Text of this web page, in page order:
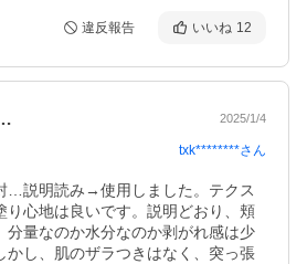
違反報告 いいね 12
2025/1/4
txk********さん
…説明読み→使用しました。テクス
り心地は良いです。説明どおり、頬
分量なのか水分なのか剥がれ感は少
かし、肌のザラつきはなく、突っ張